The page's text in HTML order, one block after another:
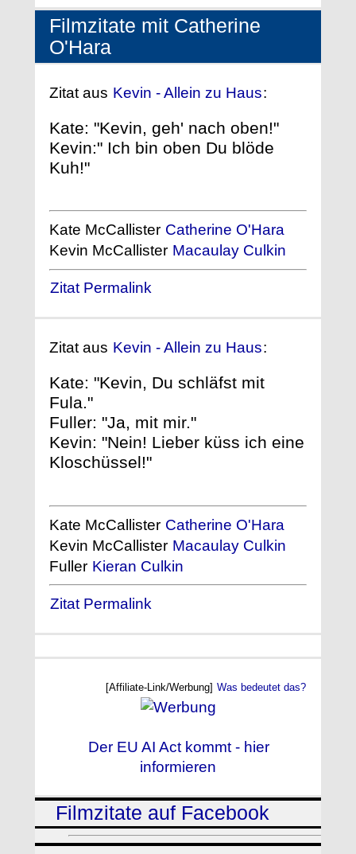
Filmzitate mit Catherine
O'Hara
Zitat aus Kevin - Allein zu Haus:
Kate: "Kevin, geh' nach oben!"
Kevin:" Ich bin oben Du blöde
Kuh!"
Kate McCallister Catherine O'Hara
Kevin McCallister Macaulay Culkin
Zitat Permalink
Zitat aus Kevin - Allein zu Haus:
Kate: "Kevin, Du schläfst mit
Fula."
Fuller: "Ja, mit mir."
Kevin: "Nein! Lieber küss ich eine
Kloschüssel!"
Kate McCallister Catherine O'Hara
Kevin McCallister Macaulay Culkin
Fuller Kieran Culkin
Zitat Permalink
[Affiliate-Link/Werbung] Was bedeutet das?
Der EU AI Act kommt - hier
informieren
Filmzitate auf Facebook